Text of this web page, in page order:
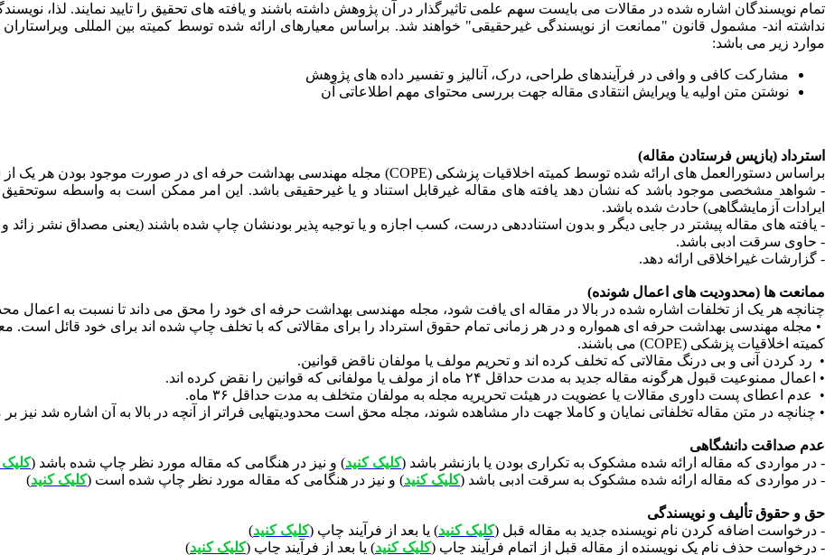
تمام نویسندگان اشاره شده در مقالات می بایست سهم علمی تاثیرگذار در آن پژوهش داشته باشند و یافته های تحقیق را تایید نمایند. لذا،
موارد زیر می باشد:
مشارکت کافی و وافی در فرآیندهای طراحی، درک، آنالیز و تفسیر داده های پژوهش
نوشتن متن اولیه یا ویرایش انتقادی مقاله جهت بررسی محتوای مهم اطلاعاتی آن
استرداد (بازپس فرستادن مقاله)
براساس دستورالعمل های ارائه شده توسط کمیته اخلاقیات پزشکی (COPE) مجله مهندسی بهداشت حرفه ای در صورت موجود بودن هر یک از شرایط چهارگانه زیر میتواند مقاله را بازپس فرستد:
- شواهد مشخصی موجود باشد که نشان دهد یافته های مقاله غیرقابل استناد و یا غیرحقیقی باشد. این امر ممکن است به واسطه سوتحقیق
ایرادات آزمایشگاهی) حادث شده باشد.
- یافته های مقاله پیشتر در جایی دیگر و بدون استناددهی درست، کسب اجازه و یا توجیه پذیر بودنشان چاپ شده باشند (یعنی مصداق نشر زائد
- حاوی سرقت ادبی باشد.
- گزارشات غیراخلاقی ارائه دهد.
ممانعت ها (محدودیت های اعمال شونده)
چنانچه هر یک از تخلفات اشاره شده در بالا در مقاله ای یافت شود، مجله مهندسی بهداشت حرفه ای خود را محق می داند تا نسبت به اعمال
• مجله مهندسی بهداشت حرفه ای همواره و در هر زمانی تمام حقوق استرداد را برای مقالاتی که با تخلف چاپ شده اند برای خود قائل است.
کمیته اخلاقیات پزشکی (COPE) می باشند.
• رد کردن آنی و بی درنگ مقالاتی که تخلف کرده اند و تحریم مولف یا مولفان ناقض قوانین.
• اعمال ممنوعیت قبول هرگونه مقاله جدید به مدت حداقل ۲۴ ماه از مولف یا مولفانی که قوانین را نقض کرده اند.
• عدم اعطای پست داوری مقالات یا عضویت در هیئت تحریریه مجله به مولفان متخلف به مدت حداقل ۳۶ ماه.
• چنانچه در متن مقاله تخلفاتی نمایان و کاملا جهت دار مشاهده شوند، مجله محق است محدودیتهایی فراتر از آنچه در بالا به آن اشاره شد نیز
عدم صداقت دانشگاهی
- در مواردی که مقاله ارائه شده مشکوک به تکراری بودن یا بازنشر باشد (کلیک کنید) و نیز در هنگامی که مقاله مورد نظر چاپ شده باشد (کلیک
- در مواردی که مقاله ارائه شده مشکوک به سرقت ادبی باشد (کلیک کنید) و نیز در هنگامی که مقاله مورد نظر چاپ شده است (کلیک کنید)
حق و حقوق تألیف و نویسندگی
- درخواست اضافه کردن نام نویسنده جدید به مقاله قبل (کلیک کنید) یا بعد از فرآیند چاپ (کلیک کنید)
- درخواست حذف نام یک نویسنده از مقاله قبل از اتمام فرآیند چاپ (کلیک کنید) یا بعد از فرآیند چاپ (کلیک کنید)